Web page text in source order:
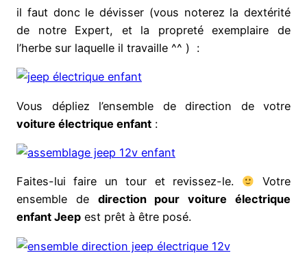
il faut donc le dévisser (vous noterez la dextérité
de notre Expert, et la propreté exemplaire de
l’herbe sur laquelle il travaille ^^ ) :
Vous dépliez l’ensemble de direction de votre
voiture électrique enfant :
Faites-lui faire un tour et revissez-le.
Votre
ensemble de direction pour voiture électrique
enfant Jeep est prêt à être posé.